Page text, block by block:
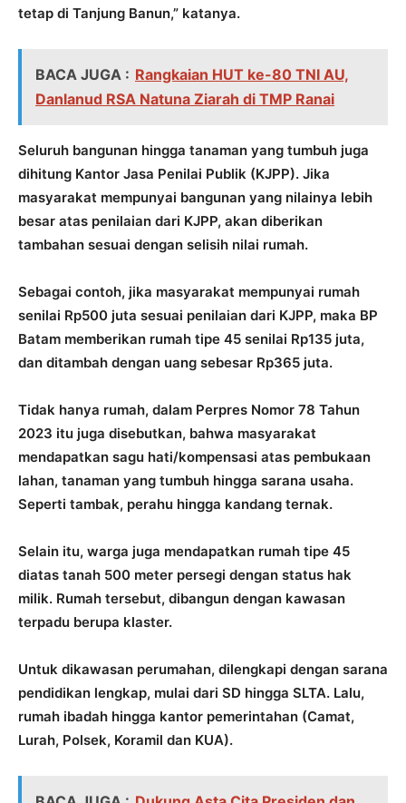
tetap di Tanjung Banun,” katanya.
BACA JUGA : Rangkaian HUT ke-80 TNI AU,
Danlanud RSA Natuna Ziarah di TMP Ranai
Seluruh bangunan hingga tanaman yang tumbuh juga
dihitung Kantor Jasa Penilai Publik (KJPP). Jika
masyarakat mempunyai bangunan yang nilainya lebih
besar atas penilaian dari KJPP, akan diberikan
tambahan sesuai dengan selisih nilai rumah.
Sebagai contoh, jika masyarakat mempunyai rumah
senilai Rp500 juta sesuai penilaian dari KJPP, maka BP
Batam memberikan rumah tipe 45 senilai Rp135 juta,
dan ditambah dengan uang sebesar Rp365 juta.
Tidak hanya rumah, dalam Perpres Nomor 78 Tahun
2023 itu juga disebutkan, bahwa masyarakat
mendapatkan sagu hati/kompensasi atas pembukaan
lahan, tanaman yang tumbuh hingga sarana usaha.
Seperti tambak, perahu hingga kandang ternak.⁠
Selain itu, warga juga mendapatkan rumah tipe 45
diatas tanah 500 meter persegi dengan status hak
milik. Rumah tersebut, dibangun dengan kawasan
terpadu berupa klaster.
Untuk dikawasan perumahan, dilengkapi dengan sarana
pendidikan lengkap, mulai dari SD hingga SLTA. Lalu,
rumah ibadah hingga kantor pemerintahan (Camat,
Lurah, Polsek, Koramil dan KUA).